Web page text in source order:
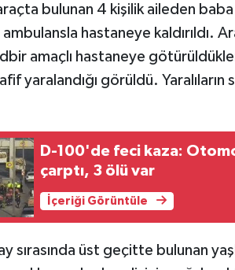
bulunan 4 kişilik aileden
ambulansla hastaneye kaldırıldı.
amaçlı hastaneye
yaralandığı görüldü. Yaralıların
D-100'de feci kaza:
çarptı, 3 ölü var
İçeriği Görüntüle
sırasında üst geçitte bulunan